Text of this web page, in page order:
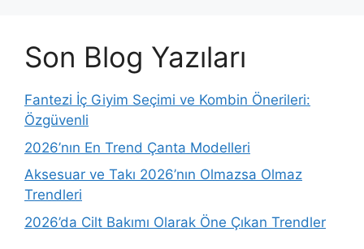
Son Blog Yazıları
Fantezi İç Giyim Seçimi ve Kombin Önerileri:
Özgüvenli
2026’nın En Trend Çanta Modelleri
Aksesuar ve Takı 2026’nın Olmazsa Olmaz
Trendleri
2026’da Cilt Bakımı Olarak Öne Çıkan Trendler